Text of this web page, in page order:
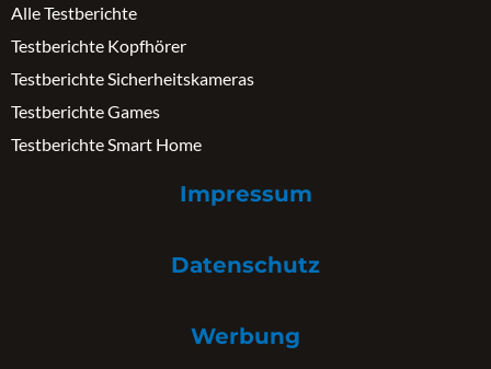
Alle Testberichte
Testberichte Kopfhörer
Testberichte Sicherheitskameras
Testberichte Games
Testberichte Smart Home
Impressum
Datenschutz
Werbung